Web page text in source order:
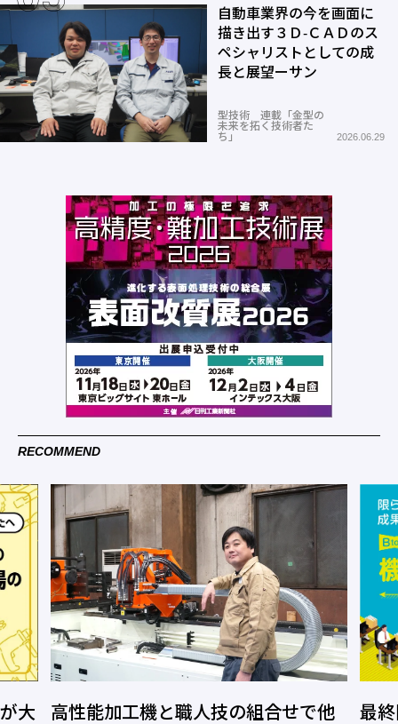
自動車業界の今を画面に
描き出す３Ｄ-ＣＡＤのス
ペシャリストとしての成
長と展望ーサン
型技術 連載「金型の
未来を拓く技術者た
ち」
2026.06.29
RECOMMEND
他
最終回 リーダーの役割 チーム運
第